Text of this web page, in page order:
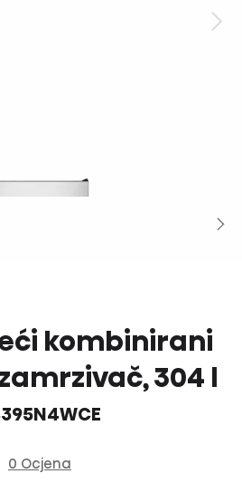
kombinirani
304 l
0 Ocjena